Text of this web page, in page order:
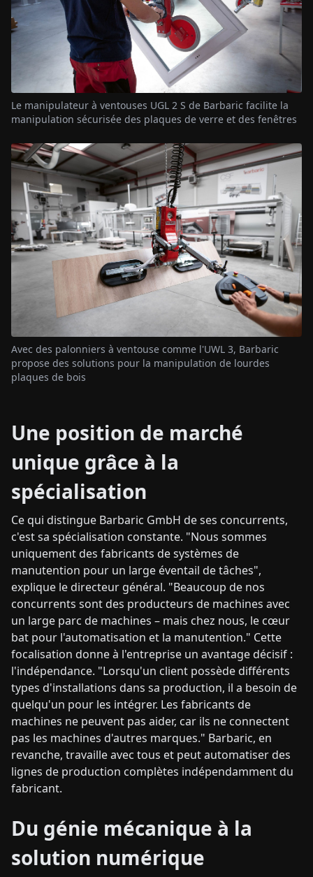
Le manipulateur à ventouses UGL 2 S de Barbaric facilite la
manipulation sécurisée des plaques de verre et des fenêtres
Avec des palonniers à ventouse comme l'UWL 3, Barbaric
propose des solutions pour la manipulation de lourdes
plaques de bois
Une position de marché
unique grâce à la
spécialisation
Ce qui distingue Barbaric GmbH de ses concurrents,
c'est sa spécialisation constante. "Nous sommes
uniquement des fabricants de systèmes de
manutention pour un large éventail de tâches",
explique le directeur général. "Beaucoup de nos
concurrents sont des producteurs de machines avec
un large parc de machines – mais chez nous, le cœur
bat pour l'automatisation et la manutention." Cette
focalisation donne à l'entreprise un avantage décisif :
l'indépendance. "Lorsqu'un client possède différents
types d'installations dans sa production, il a besoin de
quelqu'un pour les intégrer. Les fabricants de
machines ne peuvent pas aider, car ils ne connectent
pas les machines d'autres marques." Barbaric, en
revanche, travaille avec tous et peut automatiser des
lignes de production complètes indépendamment du
fabricant.
Du génie mécanique à la
solution numérique